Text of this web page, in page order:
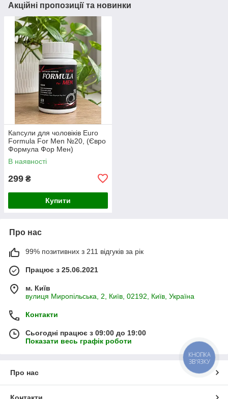
Акційні пропозиції та новинки
Капсули для чоловіків Euro
Formula For Men №20, (Євро
Формула Фор Мен)
В наявності
299 ₴
Купити
Про нас
99% позитивних з 211 відгуків за рік
Працює з 25.06.2021
м. Київ
вулиця Миропільська, 2, Київ, 02192, Київ, Україна
Контакти
Сьогодні працює з 09:00 до 19:00
Показати весь графік роботи
Про нас
КНОПКА
ЗВ'ЯЗКУ